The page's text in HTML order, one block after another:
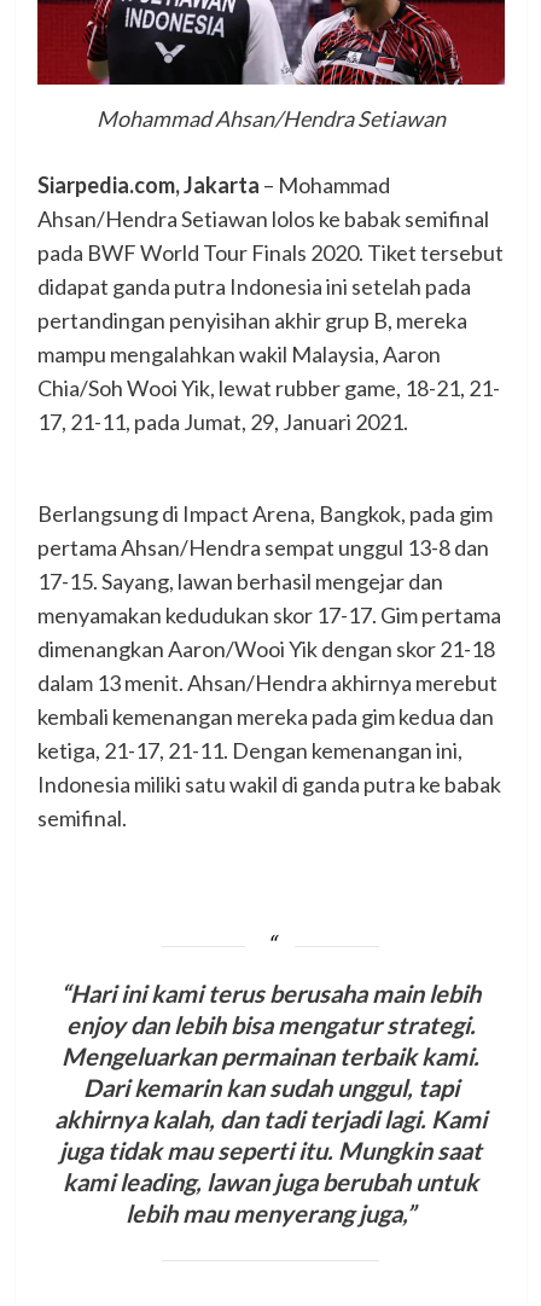
Mohammad Ahsan/Hendra Setiawan
Siarpedia.com, Jakarta – Mohammad
Ahsan/Hendra Setiawan lolos ke babak semifinal
pada BWF World Tour Finals 2020. Tiket tersebut
didapat ganda putra Indonesia ini setelah pada
pertandingan penyisihan akhir grup B, mereka
mampu mengalahkan wakil Malaysia, Aaron
Chia/Soh Wooi Yik, lewat rubber game, 18-21, 21-
17, 21-11, pada Jumat, 29, Januari 2021.
Berlangsung di Impact Arena, Bangkok, pada gim
pertama Ahsan/Hendra sempat unggul 13-8 dan
17-15. Sayang, lawan berhasil mengejar dan
menyamakan kedudukan skor 17-17. Gim pertama
dimenangkan Aaron/Wooi Yik dengan skor 21-18
dalam 13 menit. Ahsan/Hendra akhirnya merebut
kembali kemenangan mereka pada gim kedua dan
ketiga, 21-17, 21-11. Dengan kemenangan ini,
Indonesia miliki satu wakil di ganda putra ke babak
semifinal.
“Hari ini kami terus berusaha main lebih
enjoy dan lebih bisa mengatur strategi.
Mengeluarkan permainan terbaik kami.
Dari kemarin kan sudah unggul, tapi
akhirnya kalah, dan tadi terjadi lagi. Kami
juga tidak mau seperti itu. Mungkin saat
kami leading, lawan juga berubah untuk
lebih mau menyerang juga,”